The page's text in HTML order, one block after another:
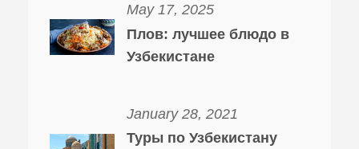
May 17, 2025
Плов: лучшее блюдо в
Узбекистане
January 28, 2021
Туры по Узбекистану